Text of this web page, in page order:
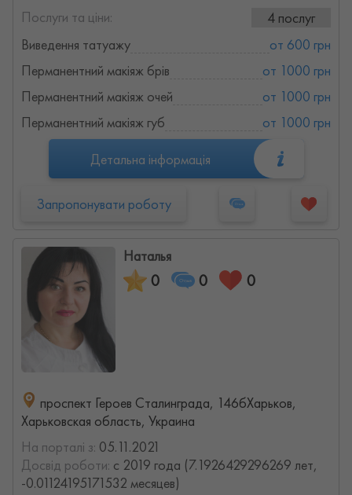
Послуги та ціни:
4 послуг
Виведення татуажу
от 600 грн
Перманентний макіяж брів
от 1000 грн
Перманентний макіяж очей
от 1000 грн
Перманентний макіяж губ
от 1000 грн
Детальна інформація
Запропонувати роботу
Наталья
0 0 0
проспект Героев Сталинграда, 146бХарьков,
Харьковская область, Украина
На порталі з: 05.11.2021
Досвід роботи: с 2019 года (7.1926429296269 лет,
-0.01124195171532 месяцев)